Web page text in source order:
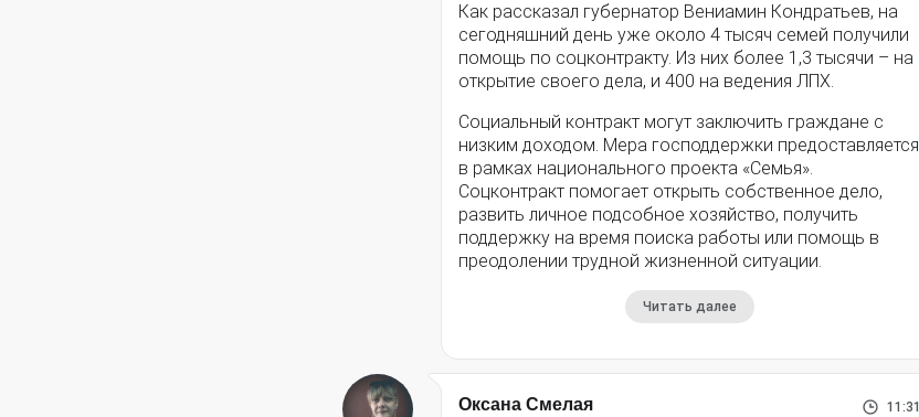
Как рассказал губернатор Вениамин Кондратьев, на
сегодняшний день уже около 4 тысяч семей получили
помощь по соцконтракту. Из них более 1,3 тысячи – на
открытие своего дела, и 400 на ведения ЛПХ.
Социальный контракт могут заключить граждане с
низким доходом. Мера господдержки предоставляется
в рамках национального проекта «Семья».
Соцконтракт помогает открыть собственное дело,
развить личное подсобное хозяйство, получить
поддержку на время поиска работы или помощь в
преодолении трудной жизненной ситуации.
Читать далее
Оксана Смелая 11:31